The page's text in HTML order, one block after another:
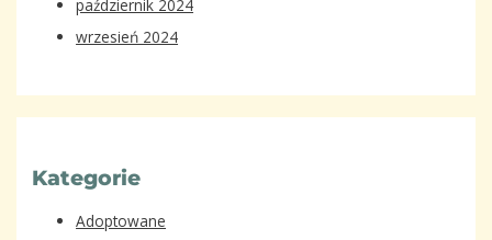
październik 2024
wrzesień 2024
Kategorie
Adoptowane